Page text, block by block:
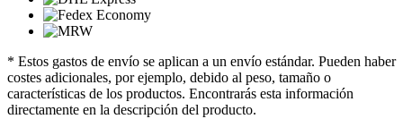
* Estos gastos de envío se aplican a un envío estándar. Pueden haber
costes adicionales, por ejemplo, debido al peso, tamaño o
características de los productos. Encontrarás esta información
directamente en la descripción del producto.